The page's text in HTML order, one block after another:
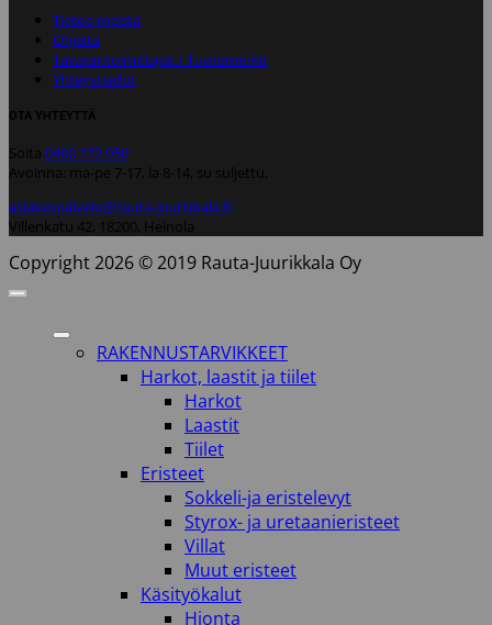
Tietoa meistä
Ohjeita
Tavarantoimittajat / Tuotemerkit
Yhteystiedot
OTA YHTEYTTÄ
Soita 0400 172 050
Avoinna: ma-pe 7-17, la 8-14, su suljettu.
asiakaspalvelu@rauta-juurikkala.fi
Villenkatu 42, 18200, Heinola
Copyright 2026 © 2019 Rauta-Juurikkala Oy
RAKENNUSTARVIKKEET
Harkot, laastit ja tiilet
Harkot
Laastit
Tiilet
Eristeet
Sokkeli-ja eristelevyt
Styrox- ja uretaanieristeet
Villat
Muut eristeet
Käsityökalut
Hionta